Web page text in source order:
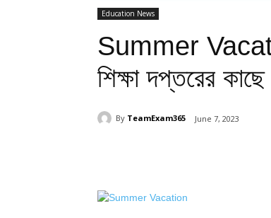
Education News
Summer
শিক্ষা দপ্তরের
By TeamExam365 June 7, 2023